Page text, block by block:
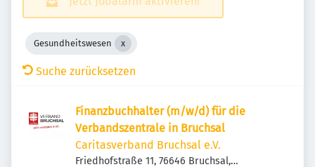
Gesundheitswesen
Suche zurücksetzen
Finanzbuchhalter (m/w/d) für die
Verbandszentrale in Bruchsal
Caritasverband Bruchsal e.V.
Friedhofstraße 11, 76646 Bruchsal,